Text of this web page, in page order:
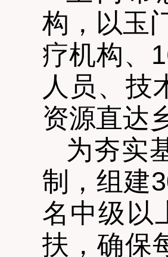
构，以玉
疗机构、
人员、技
资源直达
为夯实
制，组建
名中级以
扶，确保